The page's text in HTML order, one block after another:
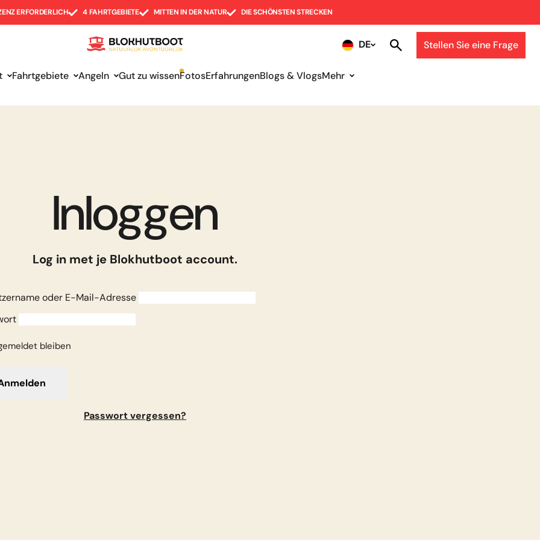
ERFORDERLICH 4 FAHRTGEBIETE MITTEN IN DER NATUR DIE SCHÖNSTEN STRECKEN
Fahrtgebiete Angeln Gut zu wissenFotosErfahrungenBlogs & VlogsMehr
DE Stellen Sie eine Frage
Inloggen
Log in met je Blokhutboot account.
oder E-Mail-Adresse
bleiben
Passwort vergessen?